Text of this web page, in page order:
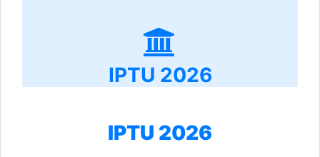
IPTU 2026
IPTU 2026